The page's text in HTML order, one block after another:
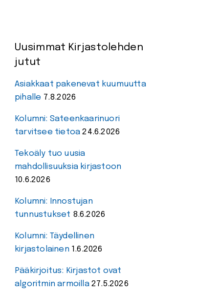
Uusimmat Kirjastolehden
jutut
Asiakkaat pakenevat kuumuutta
pihalle 7.8.2026
Kolumni: Sateenkaarinuori
tarvitsee tietoa 24.6.2026
Tekoäly tuo uusia
mahdollisuuksia kirjastoon
10.6.2026
Kolumni: Innostujan
tunnustukset 8.6.2026
Kolumni: Täydellinen
kirjastolainen 1.6.2026
Pääkirjoitus: Kirjastot ovat
algoritmin armoilla 27.5.2026